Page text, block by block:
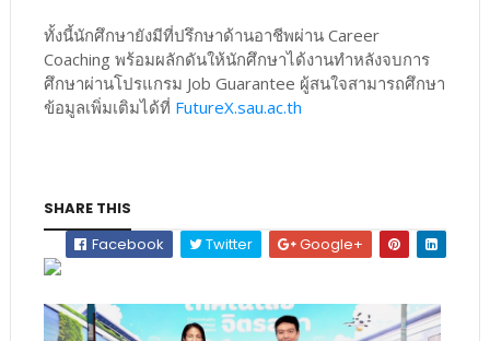
ทั้งนี้นักศึกษายังมีที่ปรึกษาด้านอาชีพผ่าน Career
Coaching พร้อมผลักดันให้นักศึกษาได้งานทำหลังจบการ
ศึกษาผ่านโปรแกรม Job Guarantee ผู้สนใจสามารถศึกษา
ข้อมูลเพิ่มเติมได้ที่ FutureX.sau.ac.th
SHARE THIS
Facebook
Twitter Google+